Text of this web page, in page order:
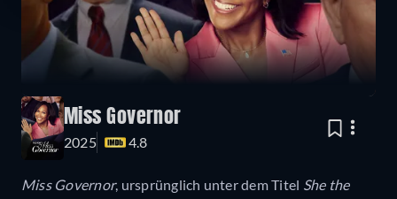
Miss Governor
2025 4.8
Miss Governor, ursprünglich unter dem Titel She the